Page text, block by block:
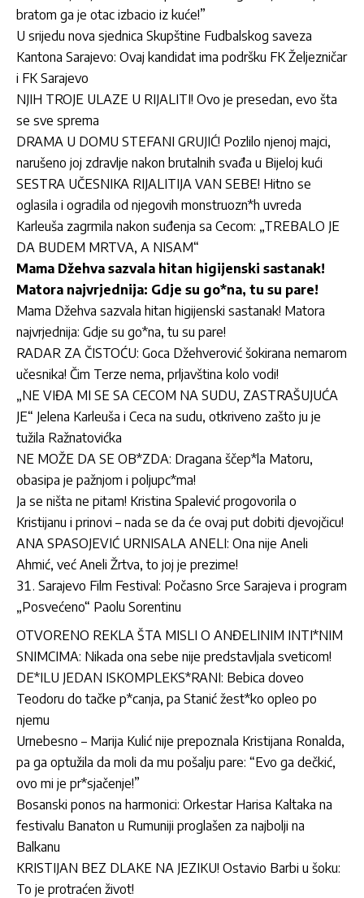
bratom ga je otac izbacio iz kuće!”
U srijedu nova sjednica Skupštine Fudbalskog saveza
Kantona Sarajevo: Ovaj kandidat ima podršku FK Željezničar
i FK Sarajevo
NJIH TROJE ULAZE U RIJALITI! Ovo je presedan, evo šta
se sve sprema
DRAMA U DOMU STEFANI GRUJIĆ! Pozlilo njenoj majci,
narušeno joj zdravlje nakon brutalnih svađa u Bijeloj kući
SESTRA UČESNIKA RIJALITIJA VAN SEBE! Hitno se
oglasila i ogradila od njegovih monstruozn*h uvreda
Karleuša zagrmila nakon suđenja sa Cecom: „TREBALO JE
DA BUDEM MRTVA, A NISAM“
Mama Džehva sazvala hitan higijenski sastanak!
Matora najvrjednija: Gdje su go*na, tu su pare!
Mama Džehva sazvala hitan higijenski sastanak! Matora
najvrjednija: Gdje su go*na, tu su pare!
RADAR ZA ČISTOĆU: Goca Džehverović šokirana nemarom
učesnika! Čim Terze nema, prljavština kolo vodi!
„NE VIĐA MI SE SA CECOM NA SUDU, ZASTRAŠUJUĆA
JE“ Jelena Karleuša i Ceca na sudu, otkriveno zašto ju je
tužila Ražnatovićka
NE MOŽE DA SE OB*ZDA: Dragana ščep*la Matoru,
obasipa je pažnjom i poljupc*ma!
Ja se ništa ne pitam! Kristina Spalević progovorila o
Kristijanu i prinovi – nada se da će ovaj put dobiti djevojčicu!
ANA SPASOJEVIĆ URNISALA ANELI: Ona nije Aneli
Ahmić, već Aneli Žrtva, to joj je prezime!
Sarajevo Film Festival: Počasno Srce Sarajeva i program
„Posvećeno“ Paolu Sorentinu
OTVORENO REKLA ŠTA MISLI O ANĐELINIM INTI*NIM
SNIMCIMA: Nikada ona sebe nije predstavljala sveticom!
DE*ILU JEDAN ISKOMPLEKS*RANI: Bebica doveo
Teodoru do tačke p*canja, pa Stanić žest*ko opleo po
njemu
Urnebesno – Marija Kulić nije prepoznala Kristijana Ronalda,
pa ga optužila da moli da mu pošalju pare: “Evo ga dečkić,
ovo mi je pr*sjačenje!”
Bosanski ponos na harmonici: Orkestar Harisa Kaltaka na
festivalu Banaton u Rumuniji proglašen za najbolji na
Balkanu
KRISTIJAN BEZ DLAKE NA JEZIKU! Ostavio Barbi u šoku:
To je protraćen život!